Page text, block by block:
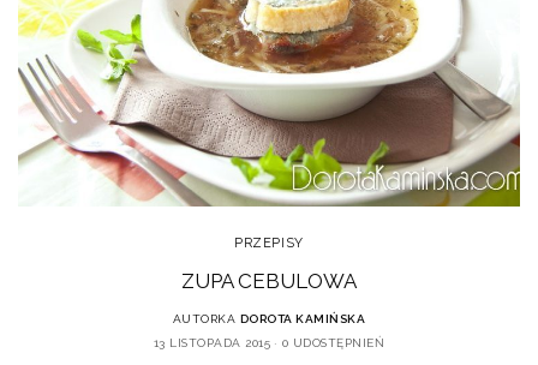
PRZEPISY
ZUPA CEBULOWA
AUTORKA DOROTA KAMIŃSKA
13 LISTOPADA 2015
0 UDOSTĘPNIEŃ